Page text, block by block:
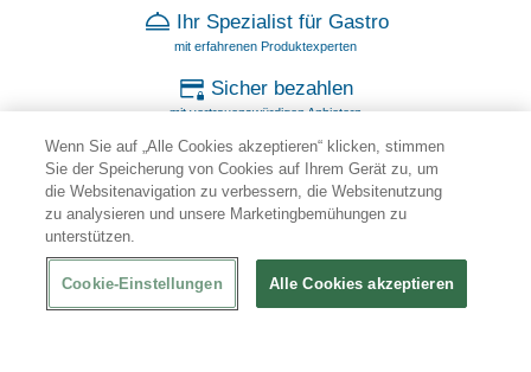
Ihr Spezialist für Gastro
mit erfahrenen Produktexperten
Sicher bezahlen
mit vertrauenswürdigen Anbietern
100 % Garantie
bei beschädigter Lieferung
Individuelle Beratung
Wenn Sie auf „Alle Cookies akzeptieren“ klicken, stimmen
Sie der Speicherung von Cookies auf Ihrem Gerät zu, um
die Websitenavigation zu verbessern, die Websitenutzung
zu analysieren und unsere Marketingbemühungen zu
unterstützen.
Cookie-Einstellungen Alle Cookies akzeptieren